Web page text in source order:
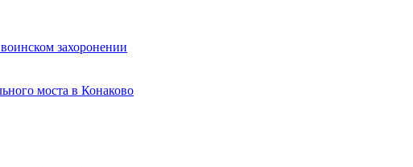
захоронении
моста в Конаково